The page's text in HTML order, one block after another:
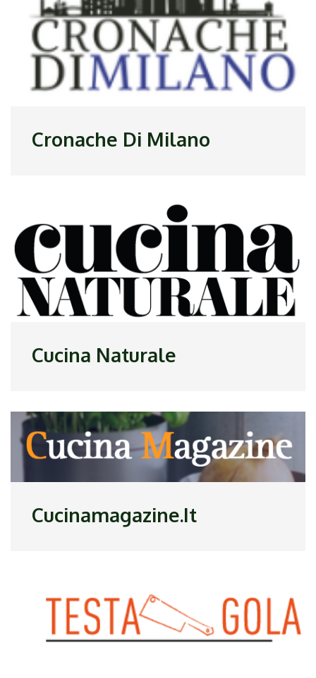
Cronache Di Milano
Cucina Naturale
Cucinamagazine.it